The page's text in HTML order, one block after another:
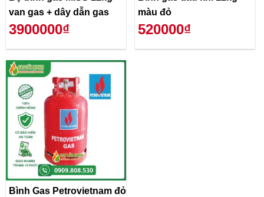
van gas + dây dẫn gas
3900000₫
màu đỏ
520000₫
Bình Gas Petrovietnam đỏ